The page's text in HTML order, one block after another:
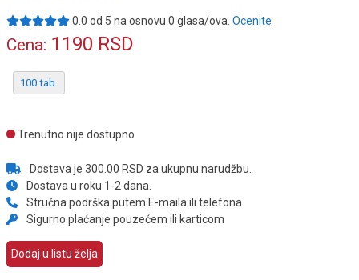
0.0 od 5 na osnovu 0 glasa/ova. Ocenite
Cena: 1190 RSD
100 tab.
Trenutno nije dostupno
Dostava je 300.00 RSD za ukupnu narudžbu.
Dostava u roku 1-2 dana.
Stručna podrška putem E-maila ili telefona
Sigurno plaćanje pouzećem ili karticom
Dodaj u listu želja